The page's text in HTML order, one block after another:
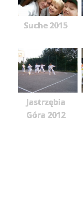
Suche 2015
Jastrzębia
Góra 2012